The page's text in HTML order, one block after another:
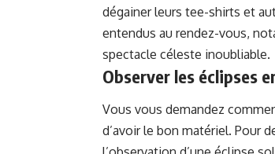
dégainer leurs tee-shirts et
entendus au rendez-vous,
spectacle céleste inoubliable.
Observer les éclipses
Vous vous demandez
d’avoir le bon matériel. Pour